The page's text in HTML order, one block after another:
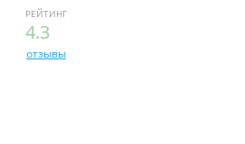
РЕЙТИНГ
4.3
отзывы